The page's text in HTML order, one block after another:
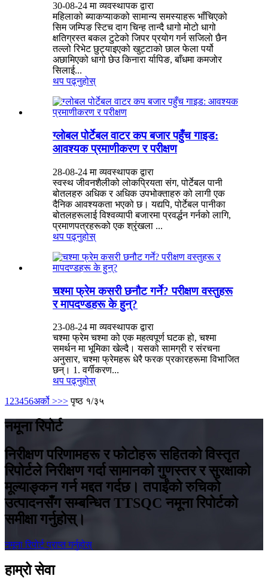
30-08-24 मा व्यवस्थापक द्वारा
महिलाको ब्याकप्याकको सामान्य समस्याहरू भाँचिएको
सिम जम्पिङ स्टिच दाग चिन्ह तान्दै धागो मोटो धागो
क्षतिग्रस्त बकल टुटेको जिपर प्रयोग गर्न सजिलो छैन
तल्लो रिभेट छुट्याइएको खुट्टाको छाल फेला पर्यो
अछामिएको धागो छेउ किनारा र्यापिङ, बाँधमा कमजोर
सिलाई...
थप पढ्नुहोस्
ग्लोबल पोर्टेबल वाटर कप बजार पहुँच गाइड:
आवश्यक प्रमाणीकरण र परीक्षण
28-08-24 मा व्यवस्थापक द्वारा
स्वस्थ जीवनशैलीको लोकप्रियता संग, पोर्टेबल पानी
बोतलहरु अधिक र अधिक उपभोक्ताहरु को लागी एक
दैनिक आवश्यकता भएको छ। यद्यपि, पोर्टेबल पानीका
बोतलहरूलाई विश्वव्यापी बजारमा प्रवर्द्धन गर्नको लागि,
प्रमाणपत्रहरूको एक श्रृंखला ...
थप पढ्नुहोस्
चश्मा फ्रेम कसरी छनौट गर्ने? परीक्षण वस्तुहरू
र मापदण्डहरू के हुन्?
23-08-24 मा व्यवस्थापक द्वारा
चश्मा फ्रेम चश्मा को एक महत्वपूर्ण घटक हो, चश्मा
समर्थन मा भूमिका खेल्दै। यसको सामग्री र संरचना
अनुसार, चश्मा फ्रेमहरू धेरै फरक प्रकारहरूमा विभाजित
छन्। 1. वर्गीकरण...
थप पढ्नुहोस्
1 23456अर्को >>> पृष्ठ १/३५
नमूना रिपोर्ट
निरीक्षण परिणामहरू र फोटोहरू सहितको विस्तृत
रिपोर्टले निरीक्षण गर्दा सामानको गुणस्तर र सुरक्षाको
मूल्याङ्कन गर्न मद्दत गर्दछ। तपाईंको रुचिको
उत्पादनसँग सम्बन्धित TTSQC नमूना रिपोर्टको
समीक्षा गर्नुहोस्।
नमूना रिपोर्ट प्राप्त गर्नुहोस्
हाम्रो सेवा